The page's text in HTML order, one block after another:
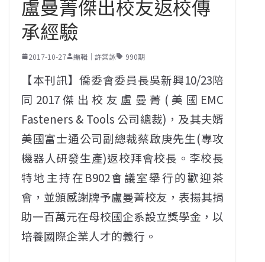
盧曼菁傑出校友返校傳
承經驗
2017-10-27 編輯｜許棠詠 990期
【本刊訊】僑委會委員長吳新興10/23陪
同2017傑出校友盧曼菁(美國EMC
Fasteners & Tools 公司總裁)，及其夫婿
美國富士通公司副總裁蔡啟庚先生(專攻
機器人研發生產)返校拜會校長。李校長
特地主持在B902會議室舉行的歡迎茶
會，並頒感謝牌予盧曼菁校友，表揚其捐
助一百萬元在母校國企系設立獎學金，以
培養國際企業人才的義行。